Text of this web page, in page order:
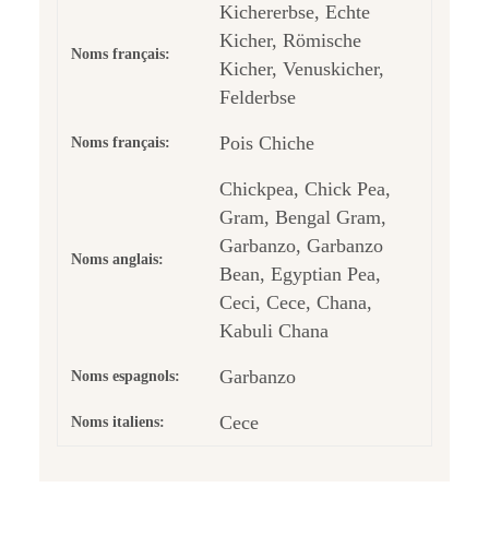
Noms français:
Kichererbse, Echte
Kicher, Römische
Kicher, Venuskicher,
Felderbse
Noms français: Pois Chiche
Noms anglais:
Chickpea, Chick Pea,
Gram, Bengal Gram,
Garbanzo, Garbanzo
Bean, Egyptian Pea,
Ceci, Cece, Chana,
Kabuli Chana
Noms espagnols: Garbanzo
Noms italiens: Cece